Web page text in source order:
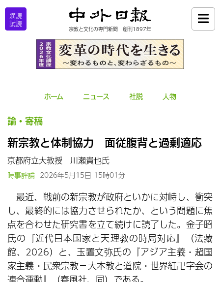
購読
試読
宗教と文化の専門新聞 創刊1897年
ホーム ニュース 社説 人物
論・寄稿
新宗教と体制協力 面従腹背と過剰適応
京都府立大教授 川瀬貴也氏
時事評論 2026年5月15日 15時01分
最近、戦前の新宗教が政府といかに対峙し、衝突
し、最終的には協力させられたか、という問題に焦
点を合わせた研究書を立て続けに読了した。金子昭
氏の『近代日本国家と天理教の時局対応』（法藏
館、2026）と、玉置文弥氏の『アジア主義・超国
家主義・民衆宗教－大本教と道院・世界紅卍字会の
連合運動』（春風社、同）である。